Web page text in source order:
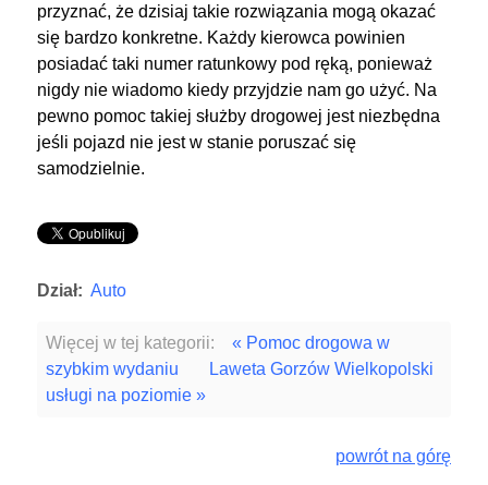
przyznać, że dzisiaj takie rozwiązania mogą okazać
się bardzo konkretne. Każdy kierowca powinien
posiadać taki numer ratunkowy pod ręką, ponieważ
nigdy nie wiadomo kiedy przyjdzie nam go użyć. Na
pewno pomoc takiej służby drogowej jest niezbędna
jeśli pojazd nie jest w stanie poruszać się
samodzielnie.
Dział: Auto
Więcej w tej kategorii:
« Pomoc drogowa w
szybkim wydaniu
Laweta Gorzów Wielkopolski
usługi na poziomie »
powrót na górę